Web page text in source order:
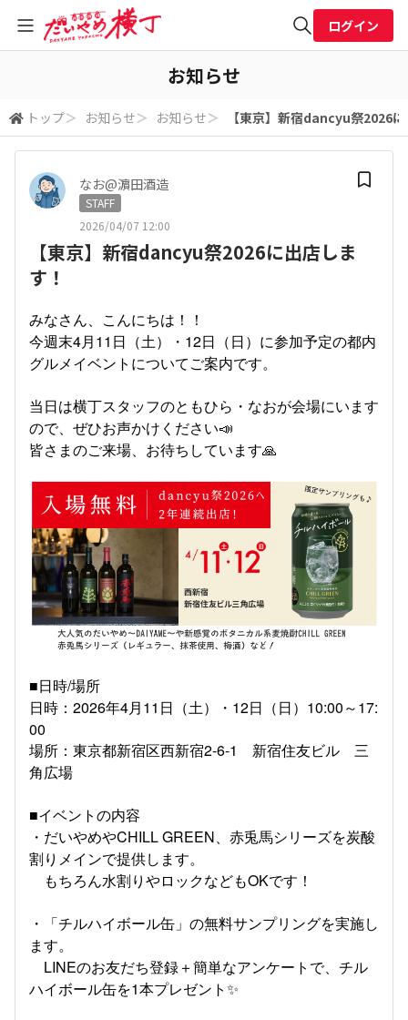
検索
ログイン
お知らせ
トップ＞ お知らせ＞ お知らせ＞ 【東京】新宿dancyu祭2026
なお@濵田酒造
STAFF
2026/04/07 12:00
【東京】新宿dancyu祭2026に出店しま
す！
みなさん、こんにちは！！
今週末4月11日（土）・12日（日）に参加予定の都内
グルメイベントについてご案内です。
当日は横丁スタッフのともひら・なおが会場にいます
ので、ぜひお声かけください📣
皆さまのご来場、お待ちしています🙏
■日時/場所
日時：2026年4月11日（土）・12日（日）10:00～17:
00
場所：東京都新宿区西新宿2-6-1 新宿住友ビル 三
角広場
■イベントの内容
・だいやめやCHILL GREEN、赤兎馬シリーズを炭酸
割りメインで提供します。
もちろん水割りやロックなどもOKです！
・「チルハイボール缶」の無料サンプリングを実施し
ます。
LINEのお友だち登録＋簡単なアンケートで、チル
ハイボール缶を1本プレゼント✨